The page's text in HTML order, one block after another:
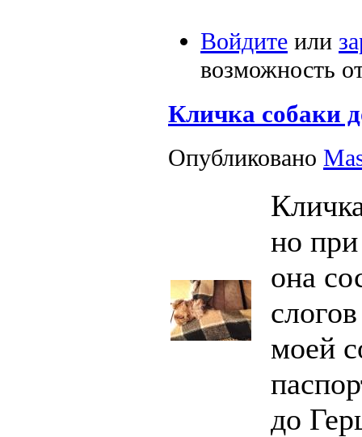
Войдите или
возможность
Кличка собаки
Опубликовано
но
она
моей
до